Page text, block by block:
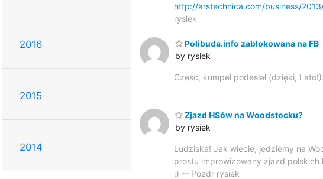
2016
2015
2014
http://arstechnica.com/business/
rysiek
Polibuda.info zablokowana na FB
by rysiek
Cześć, kumpel podesłał (dzięki, Lato!):
Zjazd HSów na Woodstocku?
by rysiek
Ludziska! Jak wiecie, jedziemy na
prostu improwizowany zjazd polskich
;) -- Pozdr rysiek